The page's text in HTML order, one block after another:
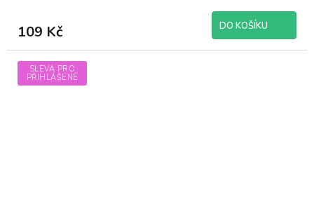
109 Kč DO KOŠÍKU
SLEVA PRO
PŘIHLÁŠENÉ